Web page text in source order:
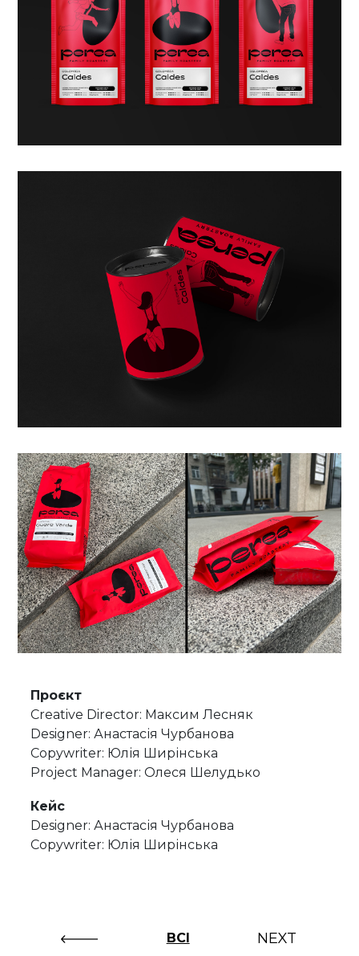
Проєкт
Creative Director: Максим Лесняк
Designer: Анастасія Чурбанова
Copywriter: Юлія Ширінська
Project Manager: Олеся Шелудько
Кейс
Designer: Анастасія Чурбанова
Copywriter: Юлія Ширінська
ВСІ
NEXT